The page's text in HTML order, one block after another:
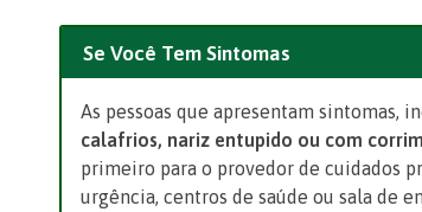
Se Você Tem Sintomas
As pessoas que apresentam sintomas,
calafrios, nariz entupido ou com
primeiro para o provedor de cuidados
urgência, centros de saúde ou sala de